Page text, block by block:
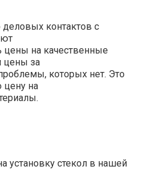
контактов с
на качественные
цены за
которых нет. Это
цену на
установку стекол в нашей